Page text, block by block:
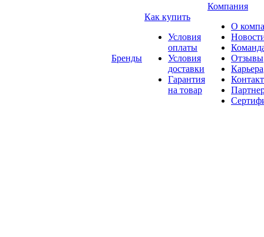
Бренды
Как купить
Условия
оплаты
Условия
доставки
Гарантия
на товар
Компания
О
Отзывы
Карьера